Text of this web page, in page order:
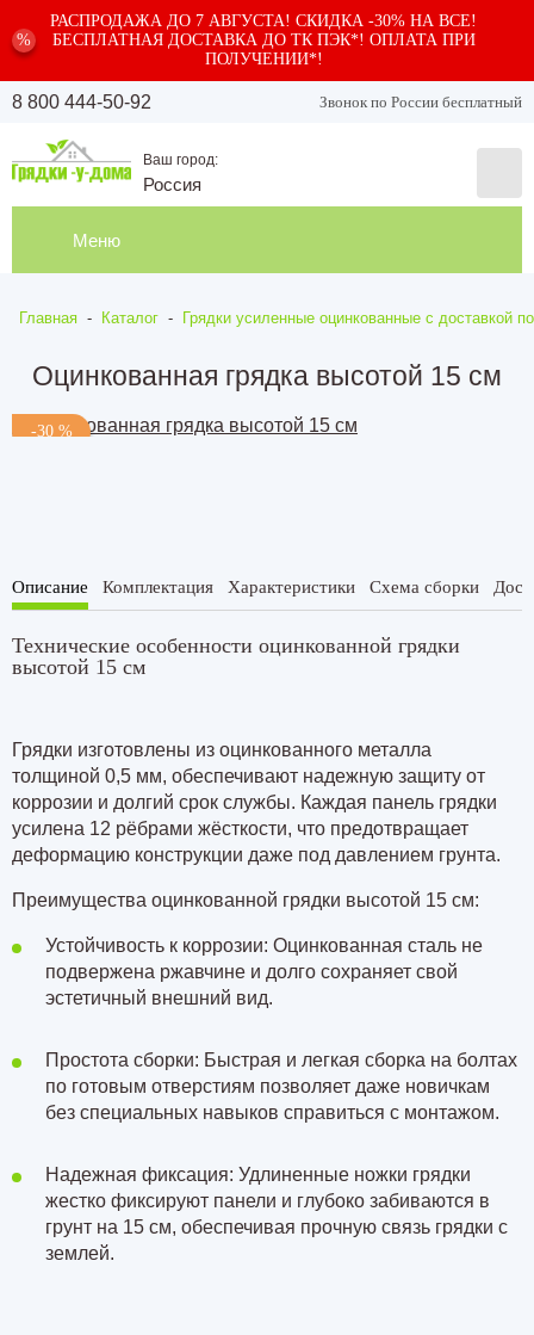
%
РАСПРОДАЖА ДО 7 АВГУСТА! СКИДКА -30% НА ВСЕ!
БЕСПЛАТНАЯ ДОСТАВКА ДО ТК ПЭК*! ОПЛАТА ПРИ
ПОЛУЧЕНИИ*!
8 800 444-50-92 Звонок по России бесплатный
Ваш город:
Россия
Меню
Главная - Каталог - Грядки усиленные оцинкованные с доставкой
Оцинкованная грядка высотой 15 см
-30 %
Описание Комплектация Характеристики Схема сборки
Технические особенности оцинкованной грядки
высотой 15 см
Грядки изготовлены из оцинкованного металла
толщиной 0,5 мм, обеспечивают надежную защиту от
коррозии и долгий срок службы. Каждая панель грядки
усилена 12 рёбрами жёсткости, что предотвращает
деформацию конструкции даже под давлением грунта.
Преимущества оцинкованной грядки высотой 15 см:
Устойчивость к коррозии: Оцинкованная сталь не
подвержена ржавчине и долго сохраняет свой
эстетичный внешний вид.
Простота сборки: Быстрая и легкая сборка на болтах
по готовым отверстиям позволяет даже новичкам
без специальных навыков справиться с монтажом.
Надежная фиксация: Удлиненные ножки грядки
жестко фиксируют панели и глубоко забиваются в
грунт на 15 см, обеспечивая прочную связь грядки с
землей.